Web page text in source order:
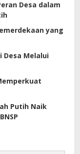
Desa dalam
yang
Desa Melalui
Putih Naik